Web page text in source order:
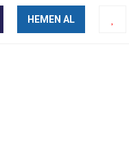
HEMEN AL